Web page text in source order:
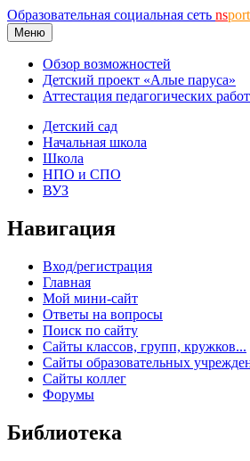
Образовательная социальная сеть ns
Меню
Обзор возможностей
Детский проект «Алые паруса»
Аттестация педагогических
Детский сад
Начальная школа
Школа
НПО и СПО
ВУЗ
Навигация
Вход/регистрация
Главная
Мой мини-сайт
Ответы на вопросы
Поиск по сайту
Сайты классов, групп, кружков...
Сайты образовательных
Сайты коллег
Форумы
Библиотека